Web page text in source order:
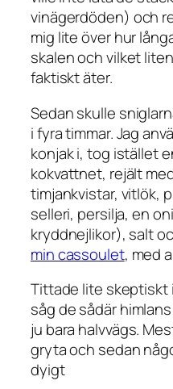
vinägerdöden) och
mig lite över hur
skalen och vilket
faktiskt äter.
Sedan skulle
i fyra timmar. Jag
konjak i, tog istället
kokvattnet, rejält
timjankvistar, vitlök,
selleri, persilja, en
kryddnejlikor), salt
min cassoulet, med
Tittade lite skeptiskt
såg de sådär
ju bara halvvägs.
gryta och sedan
dyigt